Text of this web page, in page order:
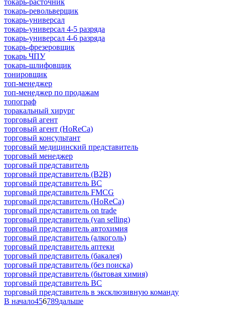
токарь-револьверщик
токарь-универсал
токарь-универсал 4-5 разряда
токарь-универсал 4-6 разряда
токарь-фрезеровщик
токарь ЧПУ
токарь-шлифовщик
тонировщик
топ-менеджер
топ-менеджер по продажам
топограф
торакальный хирург
торговый агент
торговый агент (HoReCa)
торговый консультант
торговый медицинский представитель
торговый менеджер
торговый представитель
торговый представитель (B2B)
торговый представитель BC
торговый представитель FMCG
торговый представитель (HoReCa)
торговый представитель on trade
торговый представитель (van selling)
торговый представитель автохимия
торговый представитель (алкоголь)
торговый представитель аптеки
торговый представитель (бакалея)
торговый представитель (без поиска)
торговый представитель (бытовая химия)
торговый представитель ВС
торговый представитель в эксклюзивную команду
В начало456789дальше